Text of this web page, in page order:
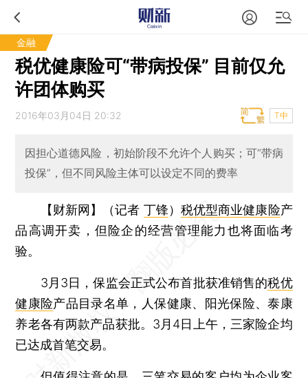
金融
税优健康险可“带病投保” 目前仅允
许团体购买
2016年03月04日 20:32 T中
因担心道德风险，初始阶段不允许个人购买；可“带病
投保”，但不同风险主体可以设定不同的费率
【财新网】（记者 丁锋） 税优型商业健康险产
品高调开卖，但险企的经营管理能力也将面临考
验。
3月3日，保监会正式公布首批获准销售的税优
健康险产品目录名单，人保健康、阳光保险、泰康
养老各有两款产品获批。3月4日上午，三家险企均
已达成首笔交易。